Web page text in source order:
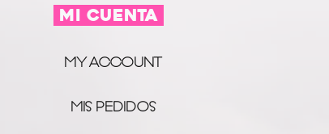
MI CUENTA
MY ACCOUNT
MIS PEDIDOS